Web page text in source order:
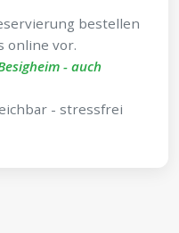
bestellen
online vor.
- auch
- stressfrei